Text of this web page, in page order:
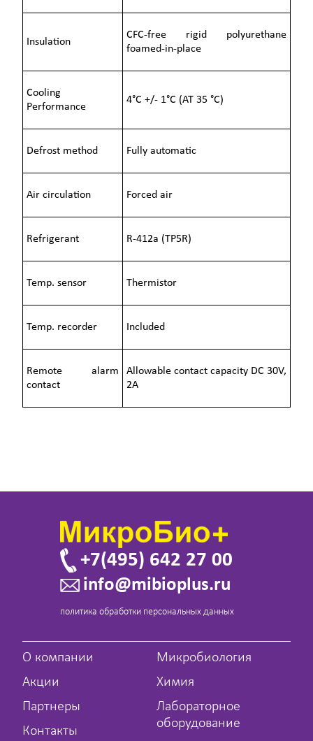
Insulation
CFC-free rigid polyurethane
foamed-in-place
Cooling
Performance
4°C +/- 1°C (AT 35 °C)
Defrost method Fully automatic
Air circulation Forced air
Refrigerant R-412a (TP5R)
Temp. sensor Thermistor
Temp. recorder Included
Remote alarm
contact
Allowable contact capacity DC 30V,
2A
+7(495) 642 27 00
info@mibioplus.ru
политика обработки персональных данных
О компании
Акции
Партнеры
Контакты
Микробиология
Химия
Лабораторное
оборудование